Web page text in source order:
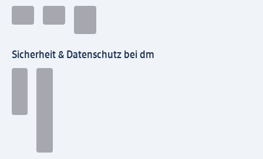
Sicherheit & Datenschutz bei dm